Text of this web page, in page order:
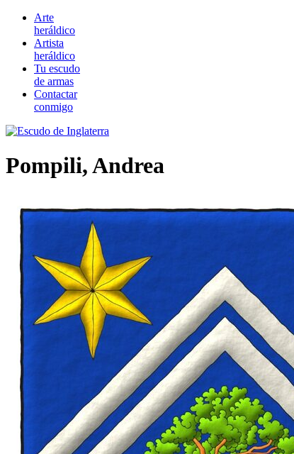
Arte
heráldico
Artista
heráldico
Tu escudo
de armas
Contactar
conmigo
Pompili, Andrea